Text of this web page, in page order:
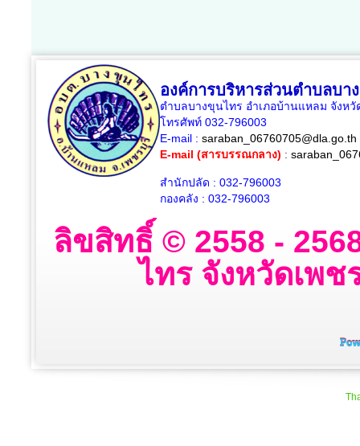
องค์การบริหารส่วนตำบลบา
ตำบลบางขุนไทร อำเภอบ้านแหลม จังหวั
โทรศัพท์ 032-796003
E-mail : saraban_06760705@dla.go.th
E-mail (สารบรรณกลาง) :
สำนักปลัด : 032-796003
กองคลัง : 032-796003
ลิขสิทธิ์ © 2558 -
ไทร จังหวัดเพ